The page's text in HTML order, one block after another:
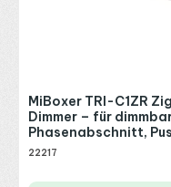
MiBoxer TRI-C1ZR
Dimmer – für
Phasenabschnitt,
22217